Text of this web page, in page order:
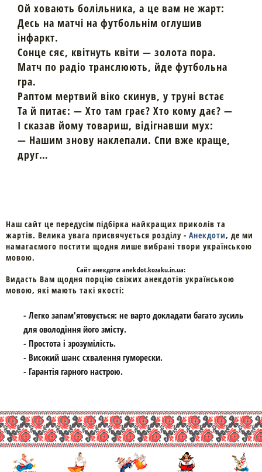
Ой ховають болільника, а це вам не жарт:
Десь на матчі на футбольнім оглушив
інфаркт.
Сонце сяє, квітнуть квіти — золота пора.
Матч по радіо транслюють, йде футбольна
гра.
Раптом мертвий віко скинув, у труні встає
Та й питає: — Хто там грає? Хто кому дає? —
І сказав йому товариш, відігнавши мух:
— Нашим знову наклепали. Спи вже краще,
друг…
Наш сайт це передусім підбірка найкращих приколів та
жартів. Велика увага присвячується розділу - Анекдоти, де ми
намагаємого постити щодня лише вибрані твори українською
мовою.
Cайтанекдоти anekdot.kozaku.in.ua:
Видасть Вам щодня порцію свіжих анекдотів українською
мовою, які мають такі якості:
- Легко запам'ятовується: не варто докладати багато зусиль
для оволодіння його змісту.
- Простота і зрозумілість.
- Високий шанс схвалення гуморески.
- Гарантія гарного настрою.